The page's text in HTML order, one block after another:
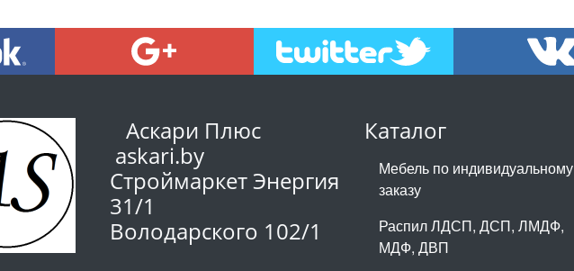
Аскари Плюс
askari.by
Строймаркет Энергия
31/1
Володарского 102/1
Каталог
Мебель по индивидуальному
заказу
Распил ЛДСП, ДСП, ЛМДФ,
МДФ, ДВП